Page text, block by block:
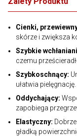
Cienki,
skórze i zwiększa
Szybkie
czemu
Szybkoschnący:
ułatwia pielęgnację.
Oddychający:
zapobiega
Elastyczny:
gładką